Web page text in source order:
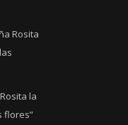
Rosita
la
flores”